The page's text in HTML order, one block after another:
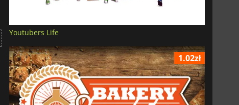
Youtubers Life
1.02zł